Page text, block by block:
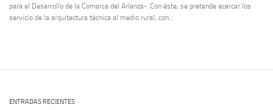
para el Desarrollo de la Comarca del Arlanza-. Con éste, se pretende acercar los
servicio de la arquitectura técnica al medio rural, con...
ENTRADAS RECIENTES